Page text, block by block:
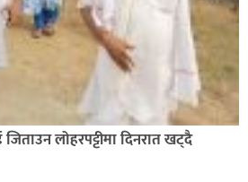
स्थान ल्याएकोमा जनमत नेताद्वय
लोहरपट्टीमा दिनरात खट्दै